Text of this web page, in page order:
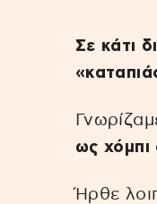
Σε κάτι
ως
Ήρθε